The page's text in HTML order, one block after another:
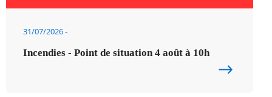
31/07/2026
Incendies - Point de situation 4 août à 10h